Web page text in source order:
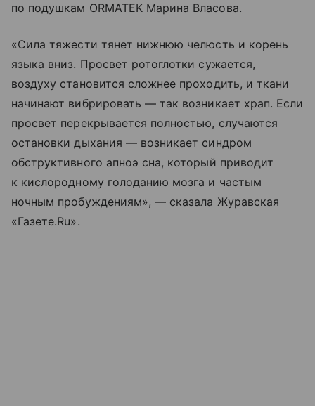
по подушкам ORMATEK Марина Власова.
«Сила тяжести тянет нижнюю челюсть и корень
языка вниз. Просвет ротоглотки сужается,
воздуху становится сложнее проходить, и ткани
начинают вибрировать — так возникает храп. Если
просвет перекрывается полностью, случаются
остановки дыхания — возникает синдром
обструктивного апноэ сна, который приводит
к кислородному голоданию мозга и частым
ночным пробуждениям», — сказала Журавская
«Газете.Ru».